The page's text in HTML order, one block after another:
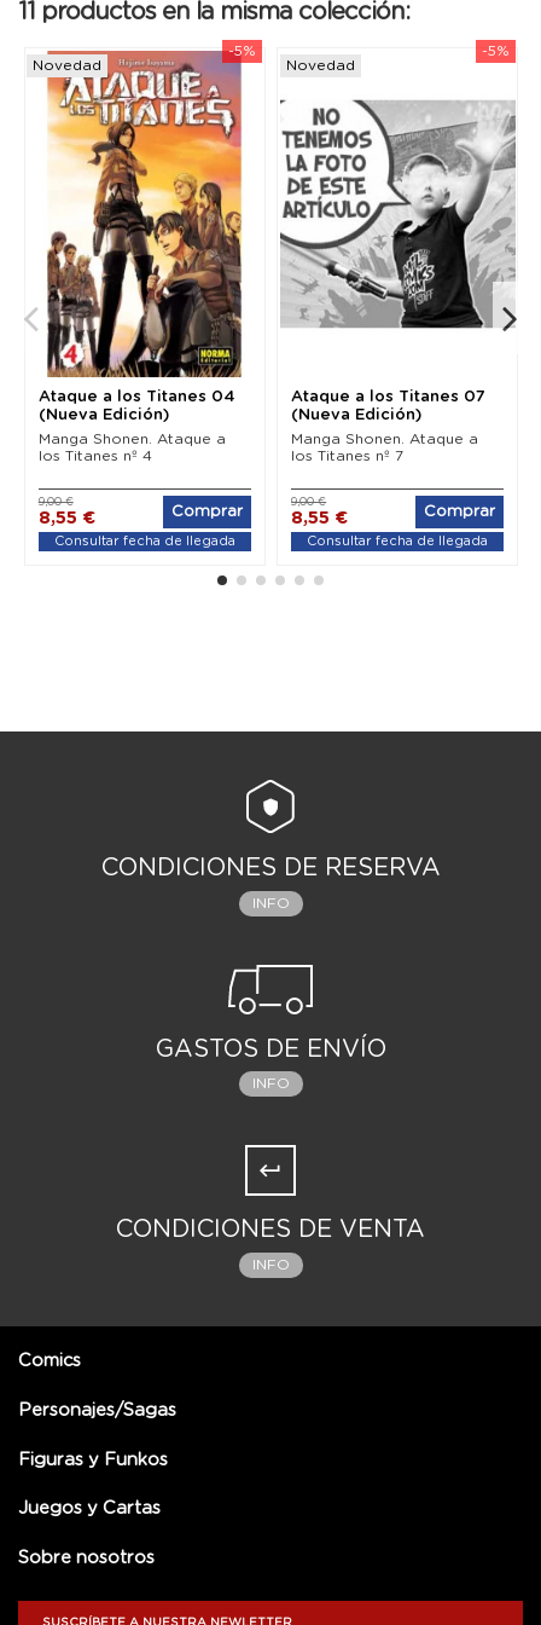
11 productos en la misma colección:
-5%
Novedad
Ataque a los Titanes 04
(Nueva Edición)
Manga Shonen. Ataque a
los Titanes nº 4
8,55 €
9,00 €
Comprar
Consultar fecha de llegada
-5%
Novedad
Ataque a los Titanes 07
(Nueva Edición)
Manga Shonen. Ataque a
los Titanes nº 7
8,55 €
9,00 €
Comprar
Consultar fecha de llegada
CONDICIONES DE RESERVA
INFO
GASTOS DE ENVÍO
INFO
CONDICIONES DE VENTA
INFO
Comics
Personajes/Sagas
Figuras y Funkos
Juegos y Cartas
Sobre nosotros